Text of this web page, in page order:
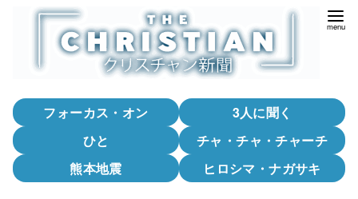
フォーカス・オン
3人に聞く
ひと
チャ・チャ・チャーチ
熊本地震
ヒロシマ・ナガサキ